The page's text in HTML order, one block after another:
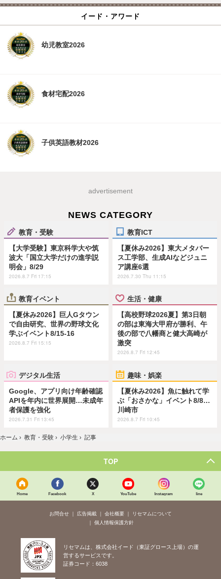
イード・アワード
幼児教室2026
食材宅配2026
子供英語教材2026
advertisement
NEWS CATEGORY
教育・受験
【大学受験】東京科学大や筑
波大「国立大学だけの進学説
明会」8/29
2026.8.7 Fri 17:15
教育ICT
【夏休み2026】東大メタバー
ス工学部、生成AIなどジュニ
ア講座6選
2026.7.30 Thu 11:15
教育イベント
【夏休み2026】巨人Gタウン
で自由研究、世界の野球文化
学ぶイベント8/15-16
2026.8.7 Fri 15:15
生活・健康
【高校野球2026夏】第3日朝
の部は東海大甲府が勝利、午
後の部で八幡商と健大高崎が
激突
2026.8.7 Fri 12:45
デジタル生活
Google、アプリ向け年齢確認
APIを年内に世界展開…未成年
者保護を強化
2026.7.31 Fri 13:45
趣味・娯楽
【夏休み2026】魚に触れて学
ぶ「おさかな」イベント8/8…
川崎市
2026.8.7 Fri 10:45
ホーム › 教育・受験 › 小学生 › 記事
TOP
Home Facebook X YouTube Instagram line
お問合せ 広告掲載 会社概要
リセマムについて
個人情報保護方針
リセマムは、株式会社イード（東証グロース上場）の運
営するサービスです。
証券コード：6038